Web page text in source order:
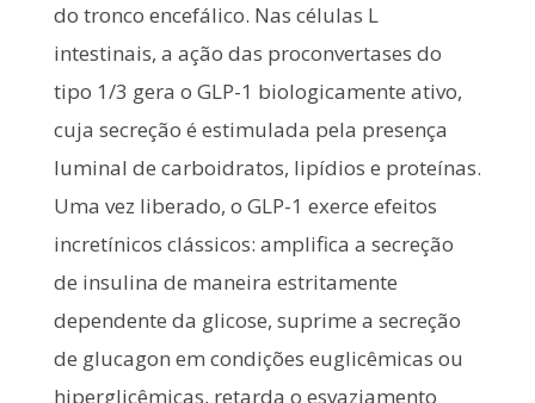
do tronco encefálico. Nas células L
intestinais, a ação das proconvertases do
tipo 1/3 gera o GLP-1 biologicamente ativo,
cuja secreção é estimulada pela presença
luminal de carboidratos, lipídios e proteínas.
Uma vez liberado, o GLP-1 exerce efeitos
incretínicos clássicos: amplifica a secreção
de insulina de maneira estritamente
dependente da glicose, suprime a secreção
de glucagon em condições euglicêmicas ou
hiperglicêmicas, retarda o esvaziamento